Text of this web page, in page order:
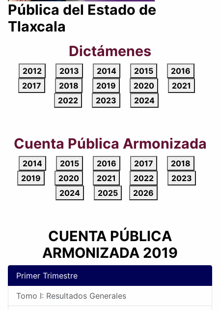
Pública del Estado de
Tlaxcala
Dictámenes
2012 2013 2014 2015
2016
2017
2018 2019 2020
2021
2022
2023 2024
Cuenta Pública Armonizada
2014 2015 2016 2017
2018
2019
2020 2021 2022
2023
2024
2025 2026
CUENTA PÚBLICA
ARMONIZADA 2019
Primer Trimestre
Tomo I: Resultados Generales